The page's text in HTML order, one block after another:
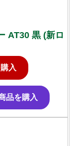
AT30 黒 (新ロ
入
品を購入